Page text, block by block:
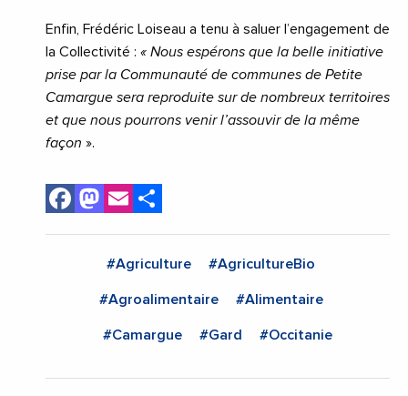
Enfin, Frédéric Loiseau a tenu à saluer l’engagement de
la Collectivité : « Nous espérons que la belle initiative
prise par la Communauté de communes de Petite
Camargue sera reproduite sur de nombreux territoires
et que nous pourrons venir l’assouvir de la même
façon ».
Facebook
Mastodon
Email
#Agriculture #AgricultureBio
#Agroalimentaire #Alimentaire
#Camargue #Gard #Occitanie